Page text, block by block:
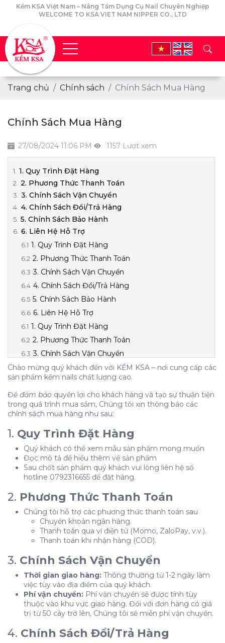
Kềm KSA Việt Nam – Nâng Tầm Dụng Cụ Nail Chuyên Nghiệp
WELCOME TO KSA VIET NAM NIPPER CO., LTD
Trang chủ Chính sách Chính Sách Mua Hàng
Chính Sách Mua Hàng
27/08/2024 11:06 PM 1157 Lượt xem
1. Quy Trình Đặt Hàng
2. Phương Thức Thanh Toán
3. Chính Sách Vận Chuyển
4. Chính Sách Đổi/Trả Hàng
5. Chính Sách Bảo Hành
6. Liên Hệ Hỗ Trợ
1. Quy Trình Đặt Hàng
2. Phương Thức Thanh Toán
3. Chính Sách Vận Chuyển
4. Chính Sách Đổi/Trả Hàng
5. Chính Sách Bảo Hành
6. Liên Hệ Hỗ Trợ
1. Quy Trình Đặt Hàng
2. Phương Thức Thanh Toán
3. Chính Sách Vận Chuyển
4. Chính Sách Đổi/Trả Hàng
5. Chính Sách Bảo Hành
6. Liên Hệ Hỗ Trợ
Chào mừng quý khách đến với KỀM KSA – nơi cung cấp các
sản phẩm kềm nails chất lượng cao.
Để đảm bảo quyền lợi cho khách hàng và tạo sự thuận tiện
trong quá trình mua sắm, Chúng tôi xin thông báo các
chính sách mua hàng như sau:
1. Quy Trình Đặt Hàng
Quý khách có thể xem mẫu sản phẩm mong muốn
Đọc mô tả để hiểu thêm về sản phẩm
Sau chốt sản phẩm quý khách vui lòng liên hệ số
hotline 0792316655 để đặt hàng.
2. Phương Thức Thanh Toán
Chúng tôi hỗ trợ các phương thức thanh toán sau
Chuyển khoản ngân hàng.
Thanh toán qua ví điện tử (Momo, ZaloPay, v.v.).
Thanh toán khi nhận hàng (COD).
3. Chính Sách Vận Chuyển
Thời gian giao hàng: Thông thường từ 1-2 ngày làm
việc tùy vào địa điểm của quý khách.
Phí vận chuyển: Phí vận chuyển sẽ được tính tùy
thuộc vào khu vực giao hàng. Đối với đơn hàng có giá
trị từ 50 cây trở lên, Chúng tôi sẽ miễn phí vận chuyển.
4. Chính Sách Đổi/Trả Hàng